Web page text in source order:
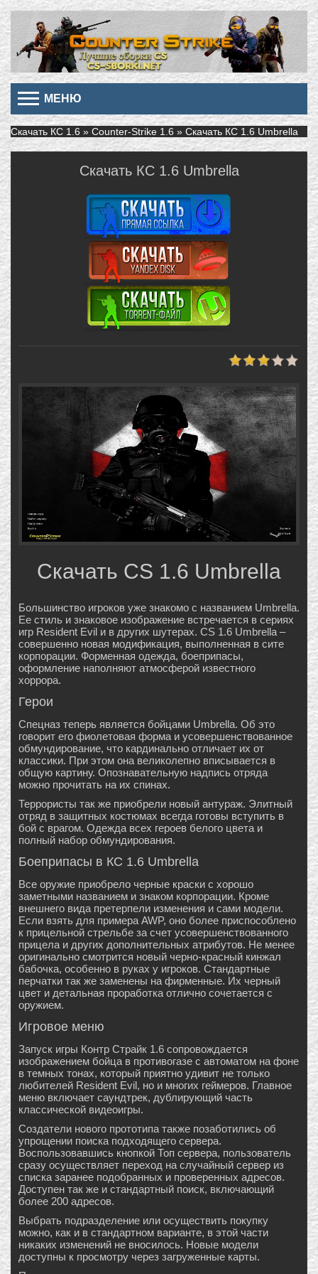
МЕНЮ
Скачать КС 1.6 » Counter-Strike 1.6 » Скачать КС 1.6 Umbrella
Скачать КС 1.6 Umbrella
Скачать CS 1.6 Umbrella
Большинство игроков уже знакомо с названием Umbrella.
Ее стиль и знаковое изображение встречается в сериях
игр Resident Evil и в других шутерах. CS 1.6 Umbrella –
совершенно новая модификация, выполненная в сите
корпорации. Форменная одежда, боеприпасы,
оформление наполняют атмосферой известного
хоррора.
Герои
Спецназ теперь является бойцами Umbrella. Об это
говорит его фиолетовая форма и усовершенствованное
обмундирование, что кардинально отличает их от
классики. При этом она великолепно вписывается в
общую картину. Опознавательную надпись отряда
можно прочитать на их спинах.
Террористы так же приобрели новый антураж. Элитный
отряд в защитных костюмах всегда готовы вступить в
бой с врагом. Одежда всех героев белого цвета и
полный набор обмундирования.
Боеприпасы в КС 1.6 Umbrella
Все оружие приобрело черные краски с хорошо
заметными названием и знаком корпорации. Кроме
внешнего вида претерпели изменения и сами модели.
Если взять для примера AWP, оно более приспособлено
к прицельной стрельбе за счет усовершенствованного
прицела и других дополнительных атрибутов. Не менее
оригинально смотрится новый черно-красный кинжал
бабочка, особенно в руках у игроков. Стандартные
перчатки так же заменены на фирменные. Их черный
цвет и детальная проработка отлично сочетается с
оружием.
Игровое меню
Запуск игры Контр Страйк 1.6 сопровождается
изображением бойца в противогазе с автоматом на фоне
в темных тонах, который приятно удивит не только
любителей Resident Evil, но и многих геймеров. Главное
меню включает саундтрек, дублирующий часть
классической видеоигры.
Создатели нового прототипа также позаботились об
упрощении поиска подходящего сервера.
Воспользовавшись кнопкой Топ сервера, пользователь
сразу осуществляет переход на случайный сервер из
списка заранее подобранных и проверенных адресов.
Доступен так же и стандартный поиск, включающий
более 200 адресов.
Выбрать подразделение или осуществить покупку
можно, как и в стандартном варианте, в этой части
никаких изменений не вносилось. Новые модели
доступны к просмотру через загруженные карты.